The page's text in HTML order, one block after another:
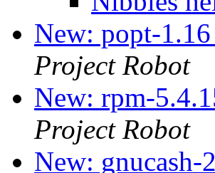
New: popt-
Project Robot
New: rpm-
Project Robot
New: